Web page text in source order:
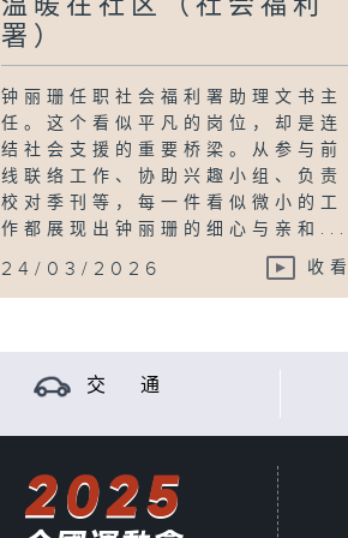
署）
钟丽珊任职社会福利署助理文书主
任。这个看似平凡的岗位，却是连
结社会支援的重要桥梁。从参与前
线联络工作、协助兴趣小组、负责
校对季刊等，每一件看似微小的工
作都展现出钟丽珊的细心与亲和...
24/03/2026 收看
交 通